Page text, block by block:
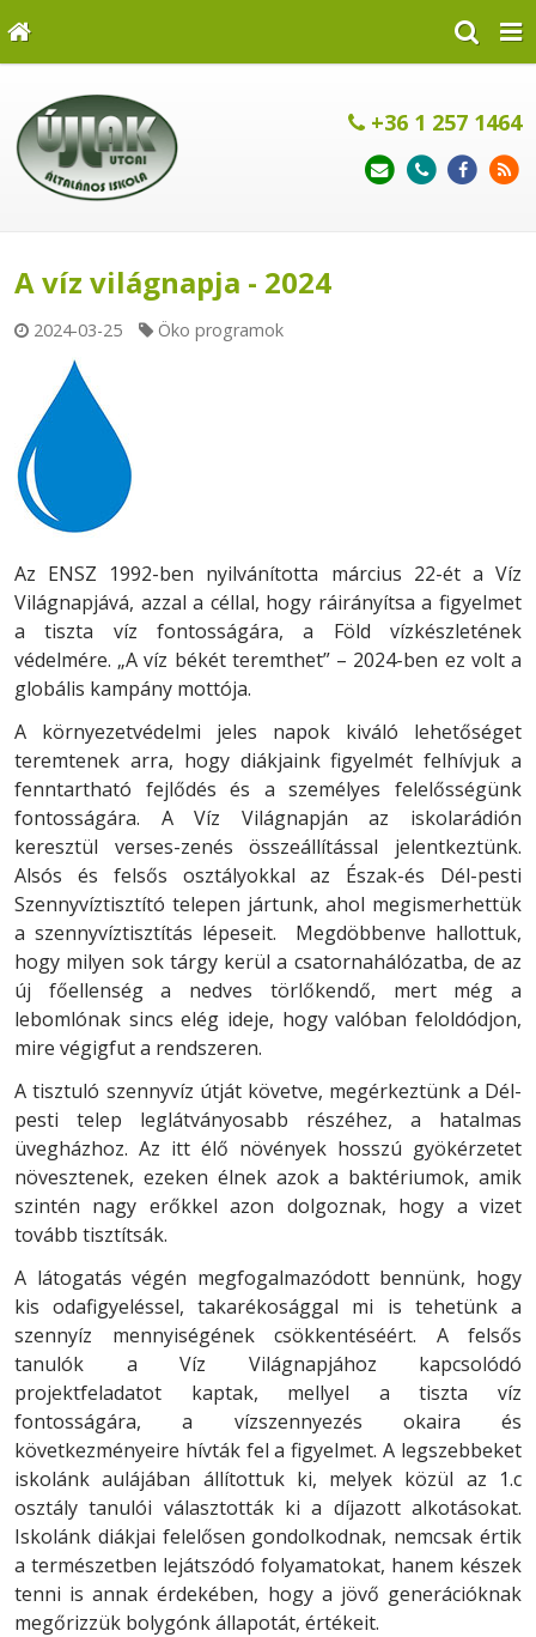
+36 1 257 1464
A víz világnapja - 2024
2024-03-25 Öko programok
Az ENSZ 1992-ben nyilvánította március 22-ét a Víz
Világnapjává, azzal a céllal, hogy ráirányítsa a figyelmet
a tiszta víz fontosságára, a Föld vízkészletének
védelmére. „A víz békét teremthet” – 2024-ben ez volt a
globális kampány mottója.
A környezetvédelmi jeles napok kiváló lehetőséget
teremtenek arra, hogy diákjaink figyelmét felhívjuk a
fenntartható fejlődés és a személyes felelősségünk
fontosságára. A Víz Világnapján az iskolarádión
keresztül verses-zenés összeállítással jelentkeztünk.
Alsós és felsős osztályokkal az Észak-és Dél-pesti
Szennyvíztisztító telepen jártunk, ahol megismerhettük
a szennyvíztisztítás lépeseit. Megdöbbenve hallottuk,
hogy milyen sok tárgy kerül a csatornahálózatba, de az
új főellenség a nedves törlőkendő, mert még a
lebomlónak sincs elég ideje, hogy valóban feloldódjon,
mire végigfut a rendszeren.
A tisztuló szennyvíz útját követve, megérkeztünk a Dél-
pesti telep leglátványosabb részéhez, a hatalmas
üvegházhoz. Az itt élő növények hosszú gyökérzetet
növesztenek, ezeken élnek azok a baktériumok, amik
szintén nagy erőkkel azon dolgoznak, hogy a vizet
tovább tisztítsák.
A látogatás végén megfogalmazódott bennünk, hogy
kis odafigyeléssel, takarékosággal mi is tehetünk a
szennyíz mennyiségének csökkentéséért. A felsős
tanulók a Víz Világnapjához kapcsolódó
projektfeladatot kaptak, mellyel a tiszta víz
fontosságára, a vízszennyezés okaira és
következményeire hívták fel a figyelmet. A legszebbeket
iskolánk aulájában állítottuk ki, melyek közül az 1.c
osztály tanulói választották ki a díjazott alkotásokat.
Iskolánk diákjai felelősen gondolkodnak, nemcsak értik
a természetben lejátszódó folyamatokat, hanem készek
tenni is annak érdekében, hogy a jövő generációknak
megőrizzük bolygónk állapotát, értékeit.